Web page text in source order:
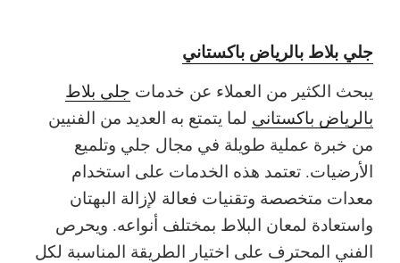
جلي بلاط بالرياض باكستاني
يبحث الكثير من العملاء عن خدمات جلي بلاط
بالرياض باكستاني لما يتمتع به العديد من الفنيين
من خبرة عملية طويلة في مجال جلي وتلميع
الأرضيات. تعتمد هذه الخدمات على استخدام
معدات متخصصة وتقنيات فعالة لإزالة البهتان
واستعادة لمعان البلاط بمختلف أنواعه. ويحرص
الفني المحترف على اختيار الطريقة المناسبة لكل